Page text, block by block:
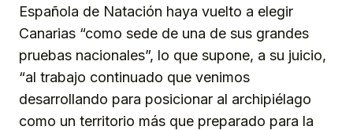
Española de Natación haya vuelto a elegir
Canarias “como sede de una de sus grandes
pruebas nacionales”, lo que supone, a su juicio,
“al trabajo continuado que venimos
desarrollando para posicionar al archipiélago
como un territorio más que preparado para la